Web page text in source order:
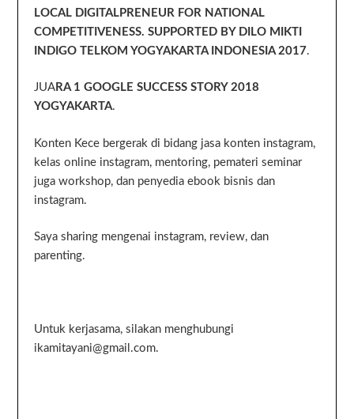
LOCAL DIGITALPRENEUR FOR NATIONAL
COMPETITIVENESS. SUPPORTED BY DILO MIKTI
INDIGO TELKOM YOGYAKARTA INDONESIA 2017.
JUA RA 1 GOOGLE SUCCESS STORY 2018
YOGYAKARTA.
Konten Kece bergerak di bidang jasa konten instagram,
kelas online instagram, mentoring, pemateri seminar
juga workshop, dan penyedia ebook bisnis dan
instagram.
Saya sharing mengenai instagram, review, dan
parenting.
Untuk kerjasama, silakan menghubungi
ikamitayani@gmail.com.